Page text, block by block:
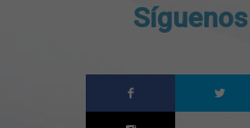
Síguenos